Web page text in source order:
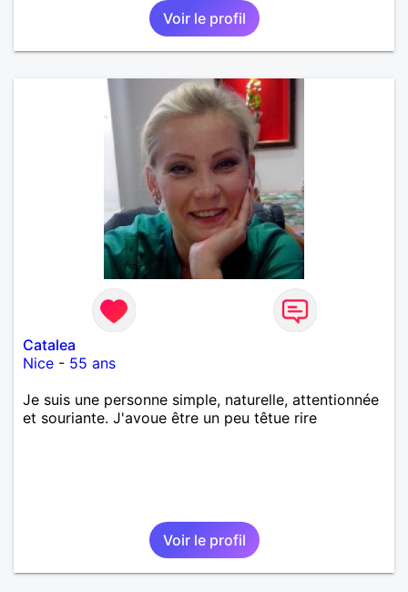
Voir le profil
Catalea
Nice - 55 ans
Je suis une personne simple, naturelle, attentionnée
et souriante. J'avoue être un peu têtue rire
Voir le profil